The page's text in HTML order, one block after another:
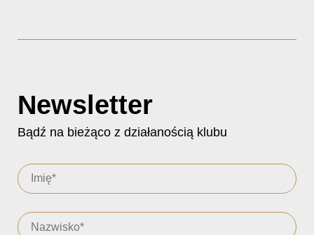
Newsletter
Bądź na bieżąco z działanością klubu